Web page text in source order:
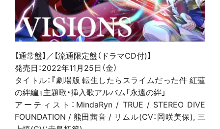
【通常盤】／【流通限定盤（ドラマCD付)】
発売日：2022年11月25日（金）
タイトル：『劇場版 転生したらスライムだった件 紅蓮
の絆編』主題歌・挿入歌アルバム「永遠の絆」
アーティスト：MindaRyn / TRUE / STEREO DIVE
FOUNDATION / 熊田茜音 / リムル(CV：岡咲美保), 三